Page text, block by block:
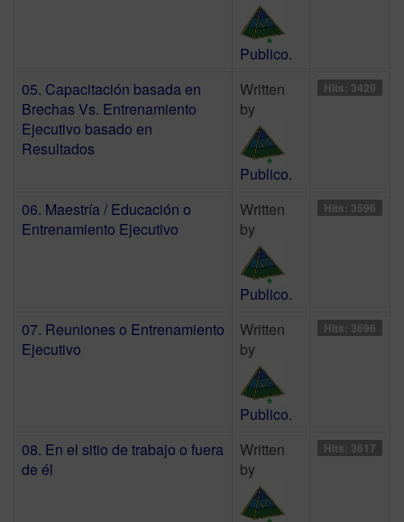
Publico.
05. Capacitación basada en
Brechas Vs. Entrenamiento
Ejecutivo basado en
Resultados
Written
by
Publico.
Hits: 3429
06. Maestría / Educación o
Entrenamiento Ejecutivo
Written
by
Publico.
Hits: 3596
07. Reuniones o Entrenamiento
Ejecutivo
Written
by
Publico.
Hits: 3696
08. En el sitio de trabajo o fuera
de él
Written
by
Hits: 3617